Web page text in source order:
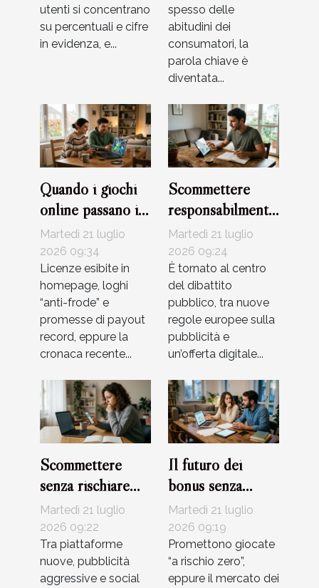
utenti si concentrano
su percentuali e cifre
in evidenza, e...
spesso delle
abitudini dei
consumatori, la
parola chiave è
diventata...
Quando i giochi
online passano il
test della
sicurezza?
Martedì 21 luglio
2026 09:34
Licenze esibite in
homepage, loghi
“anti-frode” e
promesse di payout
record, eppure la
cronaca recente...
Scommettere
responsabilmente:
equilibrio tra
adrenalina e
strategie di
gestione
Martedì 21 luglio
2026 09:24
È tornato al centro
del dibattito
pubblico, tra nuove
regole europee sulla
pubblicità e
un’offerta digitale...
Scommettere
senza rischiare
truffe: errori
comuni da evitare
Martedì 21 luglio
2026 09:22
Tra piattaforme
nuove, pubblicità
aggressive e social
Il futuro dei
bonus senza
deposito:
tendenza reale o
solo marketing?
Martedì 21 luglio
2026 09:19
Promettono giocate
“a rischio zero”,
eppure il mercato dei